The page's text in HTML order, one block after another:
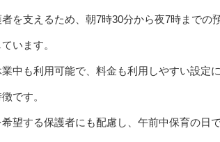
を支えるため、朝7時30分から夜7時までの
います。
中も利用可能で、料金も利用しやすい設定
です。
望する保護者にも配慮し、午前中保育の日